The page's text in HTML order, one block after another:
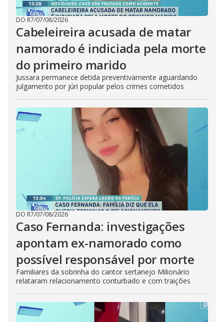
DO R7/07/08/2026
Cabeleireira acusada de matar
namorado é indiciada pela morte
do primeiro marido
Jussara permanece detida preventivamente aguardando
julgamento por júri popular pelos crimes cometidos
DO R7/07/08/2026
Caso Fernanda: investigações
apontam ex-namorado como
possível responsável por morte
Familiares da sobrinha do cantor sertanejo Milionário
relataram relacionamento conturbado e com traições